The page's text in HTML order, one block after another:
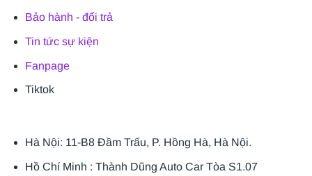
Bảo hành - đổi trả
Tin tức sự kiện
Fanpage
Tiktok
Hà Nội: 11-B8 Đầm Trấu, P. Hồng Hà, Hà Nội.
Hồ Chí Minh : Thành Dũng Auto Car Tòa S1.07